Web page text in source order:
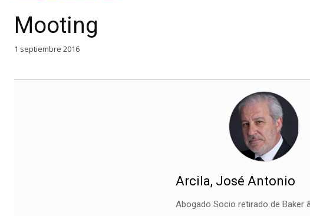
Mooting
1 septiembre 2016
Arcila, José Antonio
Abogado Socio retirado de Baker